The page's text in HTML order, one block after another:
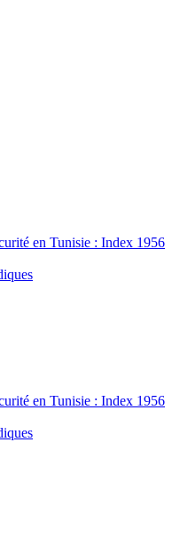
en Tunisie : Index 1956
en Tunisie : Index 1956